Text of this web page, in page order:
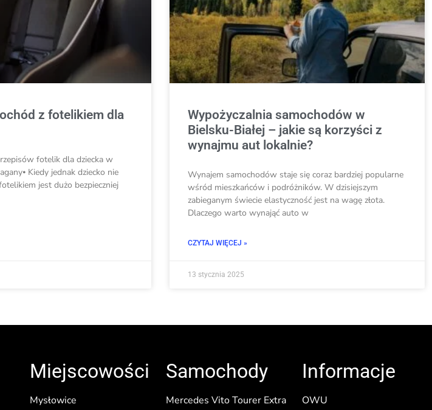
z fotelikiem dla
fotelik dla dziecka w
Kiedy jednak dziecko nie
jest dużo bezpieczniej
Wypożyczalnia samochodów w
Bielsku-Białej – jakie są korzyści z
wynajmu aut lokalnie?
Wynajem samochodów staje się coraz bardziej popularne
wśród mieszkańców i podróżników. W dzisiejszym
zabieganym świecie elastyczność jest na wagę złota.
Dlaczego warto wynająć auto w
CZYTAJ WIĘCEJ »
13 stycznia 2025
Miejscowości
Mysłowice
Samochody
Mercedes Vito Tourer Extra
Informacje
OWU